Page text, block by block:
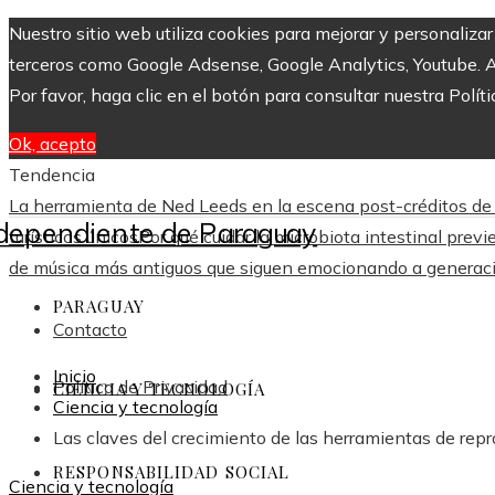
Nuestro sitio web utiliza cookies para mejorar y
terceros como Google Adsense, Google Analytics,
Por favor, haga clic en el botón para consultar nuestra
Ok, acepto
Tendencia
La herramienta de Ned Leeds en la escena post-créditos
turísticos únicosPor qué cuidar la microbiota intestinal
de música más antiguos que siguen emocionando a
Contacto
Política de Privacidad
PARAGUAY
CIENCIA Y TECNOLOGÍA
RESPONSABILIDAD SOCIAL
Inicio
Ciencia y tecnología
Las claves del crecimiento de las herramientas de
Ciencia y tecnología